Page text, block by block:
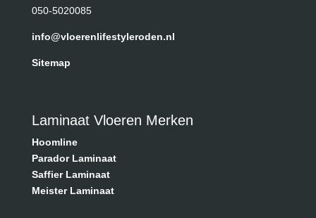
050-5020085
info@vloerenlifestyleroden.nl
Sitemap
Laminaat Vloeren Merken
Hoomline
Parador Laminaat
Saffier Laminaat
Meister Laminaat